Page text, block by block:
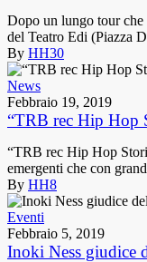
Dopo un lungo tour che
del Teatro Edi (Piazza
By HH30
News
Febbraio 19, 2019
“TRB rec Hip Hop
“TRB rec Hip Hop
emergenti che con
By HH8
Eventi
Febbraio 5, 2019
Inoki Ness giudice